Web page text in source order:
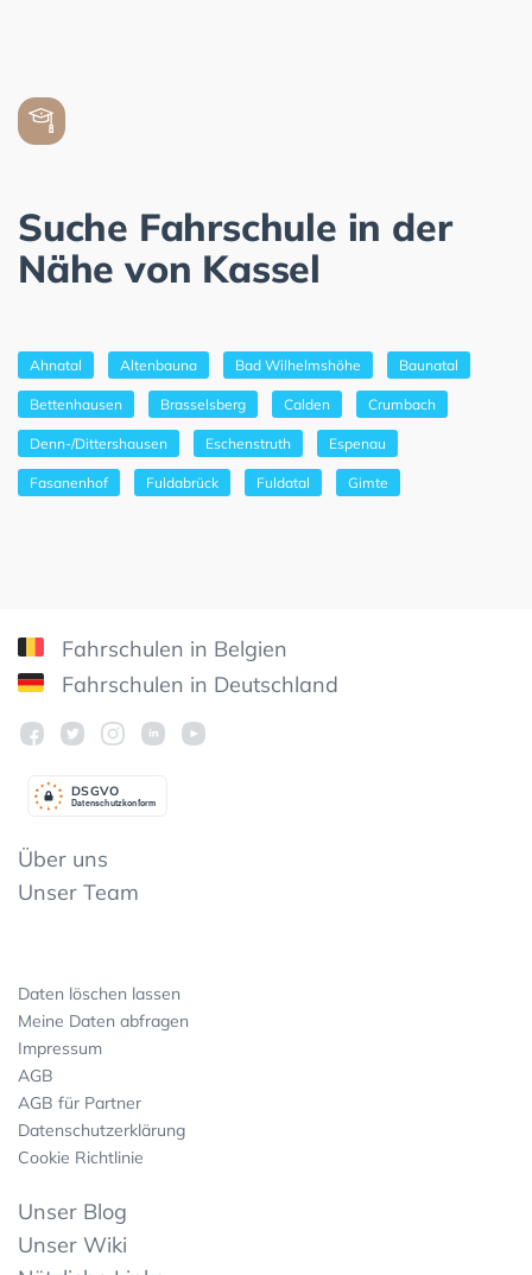
Suche Fahrschule in der
Nähe von Kassel
Ahnatal Altenbauna Bad Wilhelmshöhe Baunatal
Bettenhausen Brasselsberg Calden Crumbach
Denn-/Dittershausen Eschenstruth Espenau
Fasanenhof Fuldabrück Fuldatal Gimte
Fahrschulen in Belgien
Fahrschulen in Deutschland
Datenschutzkonform
DSGVO
Über uns
Unser Team
Daten löschen lassen
Meine Daten abfragen
Impressum
AGB
AGB für Partner
Datenschutzerklärung
Cookie Richtlinie
Unser Blog
Unser Wiki